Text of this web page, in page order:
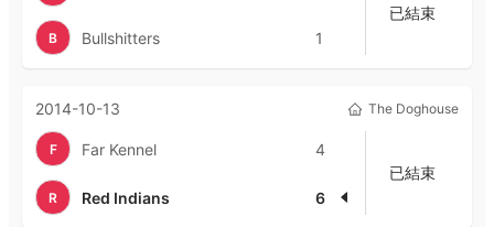
B Bullshitters 1
已結束
2014-10-13 The Doghouse
F Far Kennel 4
R Red Indians 6
已結束